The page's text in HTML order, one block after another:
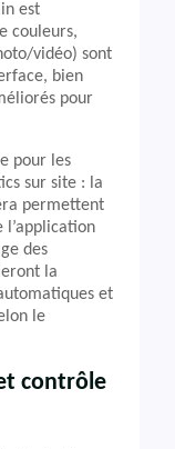
est
couleurs,
vidéo) sont
bien
pour
pour les
sur site : la
permettent
des
la
et
le
contrôle